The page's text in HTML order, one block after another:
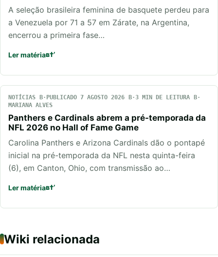
A seleção brasileira feminina de basquete perdeu para
a Venezuela por 71 a 57 em Zárate, na Argentina,
encerrou a primeira fase…
Ler matéria
NOTÍCIAS PUBLICADO 7 AGOSTO 2026
3 MIN DE LEITURA
MARIANA ALVES
Panthers e Cardinals abrem a pré-temporada da
NFL 2026 no Hall of Fame Game
Carolina Panthers e Arizona Cardinals dão o pontapé
inicial na pré-temporada da NFL nesta quinta-feira
(6), em Canton, Ohio, com transmissão ao…
Ler matéria
Wiki relacionada